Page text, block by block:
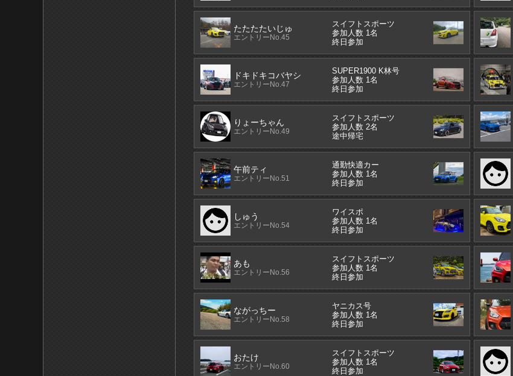
たたたたいじゅ
エントリーNo.45
スイフトスポーツ
参加人数 1名
終日参加
ドキドキコバヤシ
エントリーNo.47
SUPER1900 K林号
参加人数 1名
終日参加
りょーちゃん
エントリーNo.49
スイフトスポーツ
参加人数 2名
途中帰宅
午前ティ
エントリーNo.51
通勤快適カー
参加人数 1名
終日参加
しゅう
エントリーNo.54
ワイスポ
参加人数 1名
終日参加
あも
エントリーNo.56
スイフトスポーツ
参加人数 1名
終日参加
ながっちー
エントリーNo.58
ヤニカス号
参加人数 1名
終日参加
おたけ
エントリーNo.60
スイフトスポーツ
参加人数 1名
終日参加